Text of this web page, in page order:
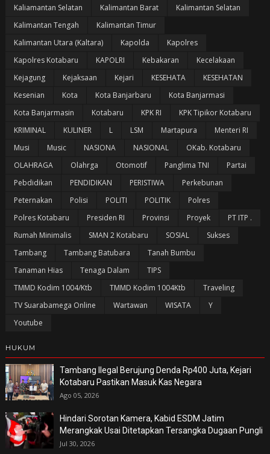
Kaliamantan Selatan
Kalimantan Barat
Kalimantan Selatan
Kalimantan Tengah
Kalimantan Timur
Kalimantan Utara (Kaltara)
Kapolda
Kapolres
Kapolres Kotabaru
KAPOLRI Kebakaran
Kecelakaan
Kejagung
Kejaksaan Kejari KESEHATA
KESEHATAN
Kesenian
Kota Kota Banjarbaru
Kota Banjarmasi
Kota Banjarmasin
Kotabaru KPK RI
KPK Tipikor Kotabaru
KRIMINAL
KULINER L LSM Martapura
Menteri RI
Musi
Music NASIONA NASIONAL
OKab. Kotabaru
OLAHRAGA
Olahrga Otomotif Panglima TNI
Partai
Pebdidikan
PENDIDIKAN PERISTIWA
Perkebunan
Peternakan
Polisi POLITI POLITIK
Polres
Polres Kotabaru
Presiden RI Provinsi Proyek
PT ITP .
Rumah Minimalis
SMAN 2 Kotabaru SOSIAL
Sukses
Tambang
Tambang Batubara
Tanah Bumbu
Tanaman Hias
Tenaga Dalam
TIPS
TMMD Kodim 1004/Ktb
TMMD Kodim 1004Ktb
Traveling
TV Suarabamega Online
Wartawan WISATA
Y
Youtube
HUKUM
Tambang Ilegal Berujung Denda Rp400 Juta, Kejari
Kotabaru Pastikan Masuk Kas Negara
Ago 05, 2026
Hindari Sorotan Kamera, Kabid ESDM Jatim
Merangkak Usai Ditetapkan Tersangka Dugaan Pungli
Jul 30, 2026